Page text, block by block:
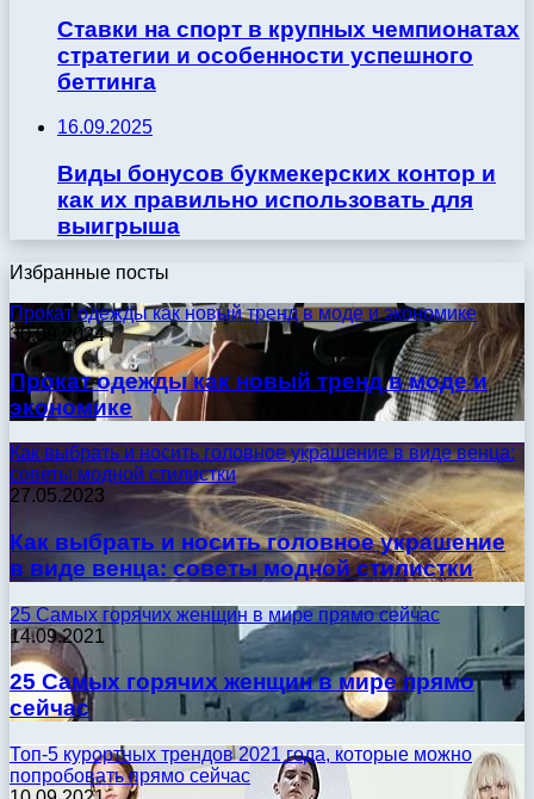
Ставки на спорт в крупных чемпионатах
стратегии и особенности успешного
беттинга
16.09.2025
Виды бонусов букмекерских контор и
как их правильно использовать для
выигрыша
Избранные посты
Прокат одежды как новый тренд в моде и экономике
30.09.2024
Прокат одежды как новый тренд в моде и
экономике
Как выбрать и носить головное украшение в виде венца:
советы модной стилистки
27.05.2023
Как выбрать и носить головное украшение
в виде венца: советы модной стилистки
25 Самых горячих женщин в мире прямо сейчас
14.09.2021
25 Самых горячих женщин в мире прямо
сейчас
Топ-5 курортных трендов 2021 года, которые можно
попробовать прямо сейчас